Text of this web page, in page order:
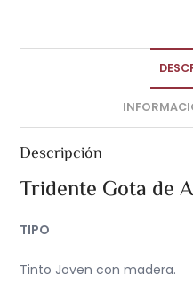
Descripción
Tridente Gota de
TIPO
Tinto Joven con madera.